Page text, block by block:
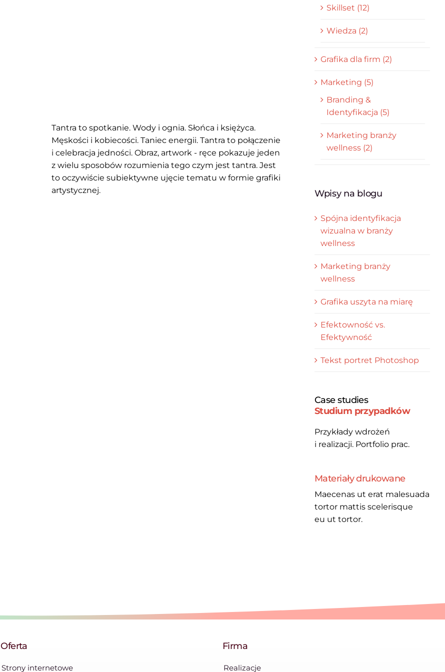
Tantra to spotkanie. Wody i ognia. Słońca i księżyca.
Męskości i kobiecości. Taniec energii. Tantra to połączenie
i celebracja jedności. Obraz, artwork - ręce pokazuje jeden
z wielu sposobów rozumienia tego czym jest tantra. Jest
to oczywiście subiektywne ujęcie tematu w formie grafiki
artystycznej.
Skillset (12)
Wiedza (2)
Grafika dla firm (2)
Marketing (5)
Branding &
Identyfikacja (5)
Marketing branży
wellness (2)
Wpisy na blogu
Spójna identyfikacja
wizualna w branży
wellness
Marketing branży
wellness
Grafika uszyta na miarę
Efektowność vs.
Efektywność
Tekst portret Photoshop
Case studies
Studium przypadków
Przykłady wdrożeń
i realizacji. Portfolio prac.
Materiały drukowane
Maecenas ut erat malesuada
tortor mattis scelerisque
eu ut tortor.
Oferta
Strony internetowe
Firma
Realizacje